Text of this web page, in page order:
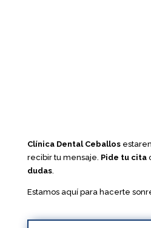
Clínica Dental Ceballos
recibir tu mensaje. Pide tu cita
dudas.
Estamos aquí para hacerte